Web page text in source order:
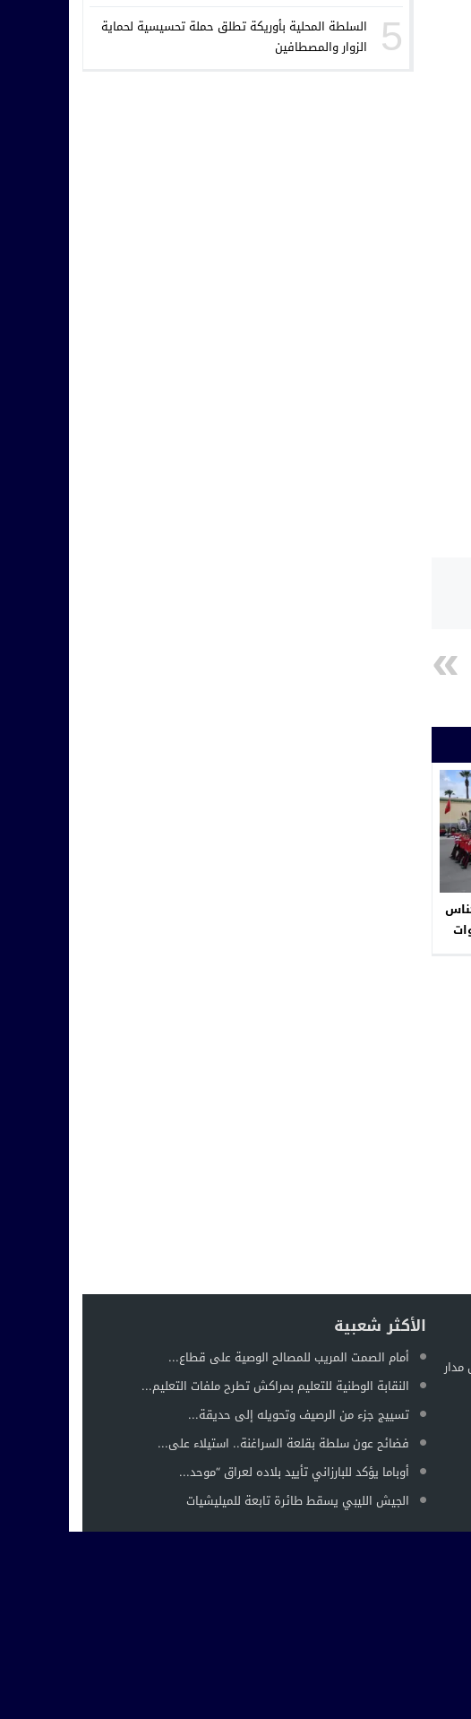
5
السلطة المحلية بأوريكة تطلق حملة تحسيسية لحماية
الزوار والمصطافين
الأكثر شعبية
أمام الصمت المريب للمصالح الوصية على قطاع...
النقابة الوطنية للتعليم بمراكش تطرح ملفات التعليم...
تسييج جزء من الرصيف وتحويله إلى حديقة...
فضائح عون سلطة بقلعة السراغنة.. استيلاء على...
أوباما يؤكد للبارزاني تأييد بلاده لعراق “موحد...
الجيش الليبي يسقط طائرة تابعة للميليشيات